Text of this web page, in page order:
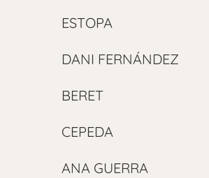
ESTOPA
DANI FERNÁNDEZ
BERET
CEPEDA
ANA GUERRA